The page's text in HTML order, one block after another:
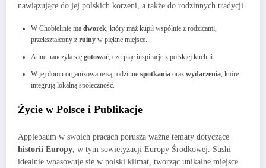
nawiązujące do jej polskich korzeni, a także do rodzinnych tradycji.
W Chobielinie ma dworek , który mąż kupił wspólnie z rodzicami,
przekształcony z ruiny w piękne miejsce.
Anne nauczyła się gotować , czerpiąc inspiracje z polskiej kuchni.
W jej domu organizowane są rodzinne spotkania oraz wydarzenia , które
integrują lokalną społeczność.
Życie w Polsce i Publikacje
Applebaum w swoich pracach porusza ważne tematy dotyczące
historii Europy, w tym sowietyzacji Europy Środkowej. Sushi
idealnie wpasowuje się w polski klimat, tworząc unikalne miejsce